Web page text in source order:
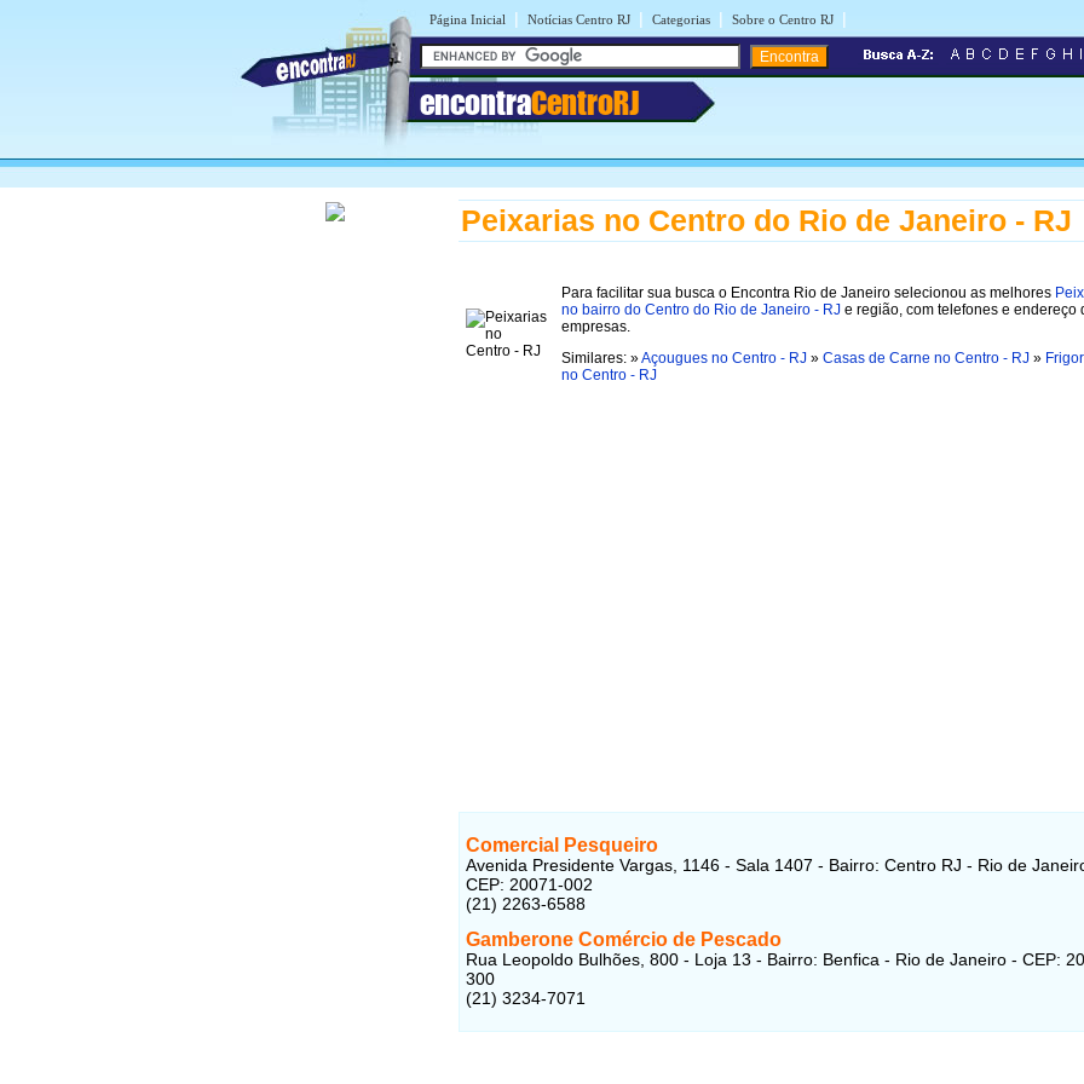
Página Inicial | Notícias Centro RJ | Categorias | Sobre o Centro RJ |
encontraCentroRJ
Peixarias no Centro do Rio de Janeiro - RJ
Para facilitar sua busca o Encontra Rio de Janeiro selecionou as melhores
no bairro do Centro do Rio de Janeiro - RJ e região, com telefones e endereço
empresas.
Similares: »Açougues no Centro - RJ » Casas de Carne no Centro - RJ »
no Centro - RJ
Comercial Pesqueiro
Avenida Presidente Vargas, 1146 - Sala 1407 - Bairro: Centro RJ - Rio de
CEP: 20071-002
(21) 2263-6588
Gamberone Comércio de Pescado
Rua Leopoldo Bulhões, 800 - Loja 13 - Bairro: Benfica - Rio de Janeiro - CEP:
300
(21) 3234-7071